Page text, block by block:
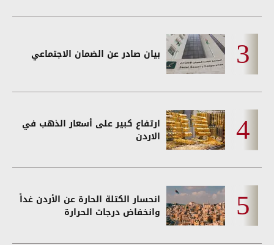
بيان صادر عن الضمان الاجتماعي
ارتفاع كبير على أسعار الذهب في
الاردن
انحسار الكتلة الحارة عن الأردن غداً
وانخفاض درجات الحرارة